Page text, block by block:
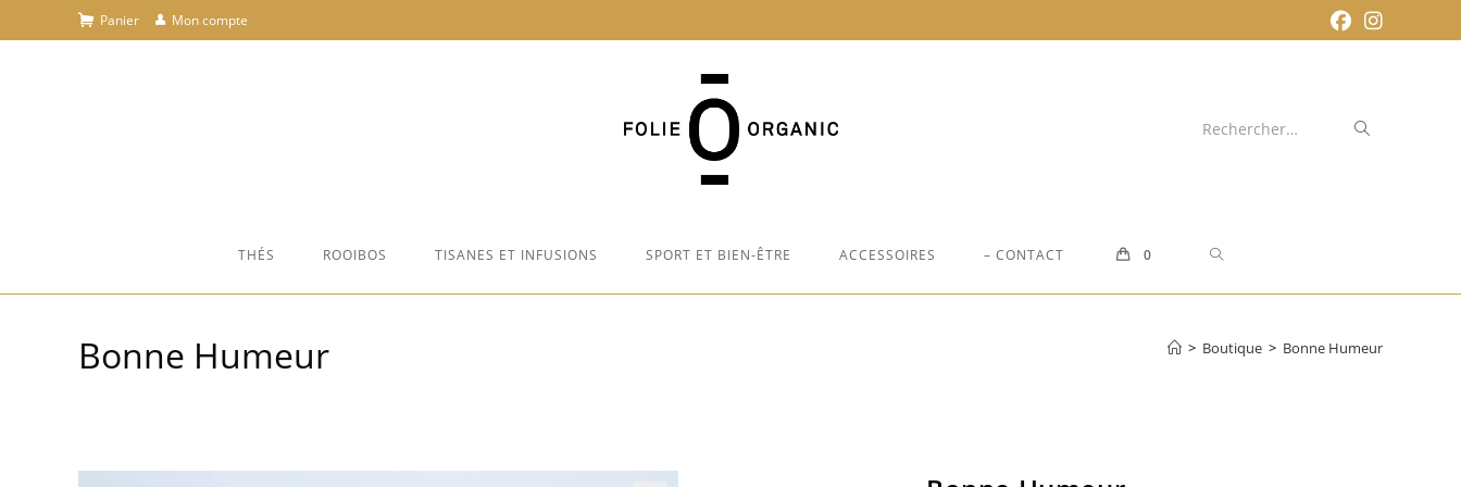
to
Panier Mon compte
Rechercher…
THÉS ROOIBOS TISANES ET INFUSIONS SPORT ET BIEN-ÊTRE ACCESSOIRES – CONTACT 0 TOGGLE
Bonne Humeur > Boutique > Bonne Humeur